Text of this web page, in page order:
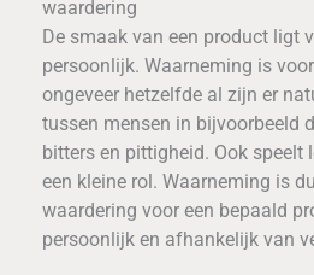
waardering
De smaak van een product ligt
persoonlijk. Waarneming is
ongeveer hetzelfde al zijn er
tussen mensen in bijvoorbeeld
bitters en pittigheid. Ook speelt
een kleine rol. Waarneming is
waardering voor een bepaald
persoonlijk en afhankelijk van